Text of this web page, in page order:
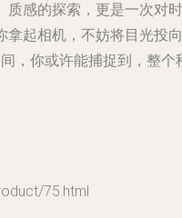
质感的探索，更是一次对时
拿起相机，不妨将目光投向
，你或许能捕捉到，整个
75.html